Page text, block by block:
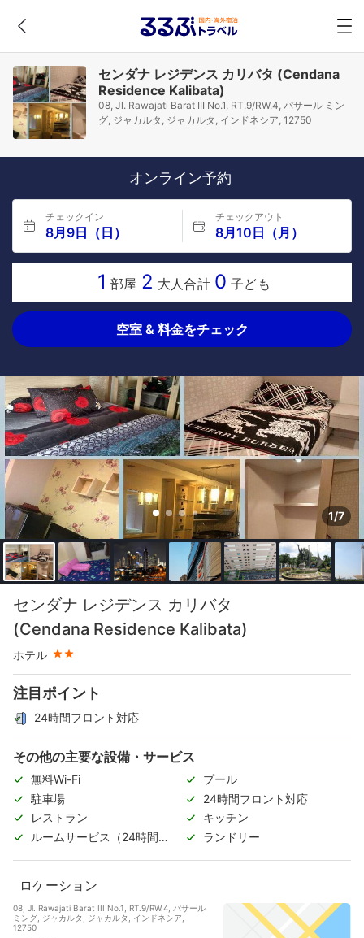
センダナ レジデンス カリバタ (Cendana
Residence Kalibata)
08, Jl. Rawajati Barat III No.1, RT.9/RW.4, パサール ミン
グ, ジャカルタ, ジャカルタ, インドネシア, 12750
オンライン予約
チェックイン
8月9日（日）
チェックアウト
8月10日（月）
1 部屋 2 大人合計 0 子ども
空室 & 料金をチェック
1/7
センダナ レジデンス カリバタ
(Cendana Residence Kalibata)
ホテル
星評価 2つ星
注目ポイント
24時間フロント対応
その他の主要な設備・サービス
無料Wi-Fi
プール
駐車場
24時間フロント対応
レストラン
キッチン
ルームサービス（24時間対
ランドリー
ロケーション
08, Jl. Rawajati Barat III No.1, RT.9/RW.4, パサール
ミング, ジャカルタ, ジャカルタ, インドネシア,
12750